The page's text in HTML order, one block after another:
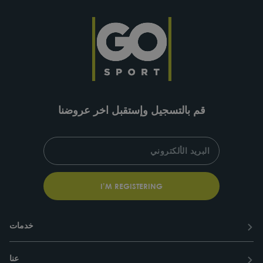
قم بالتسجيل وإستقبل اخر عروضنا
SUBSCRIBE
I’M REGISTERING
خدمات
عنا